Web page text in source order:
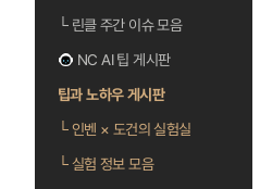
└린클 주간 이슈 모음
NC AI 팁 게시판
팁과 노하우 게시판
└인벤 × 도건의 실험실
└실험 정보 모음